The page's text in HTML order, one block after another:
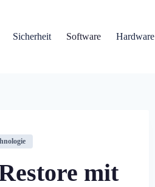
Sicherheit Software Hardware
mit